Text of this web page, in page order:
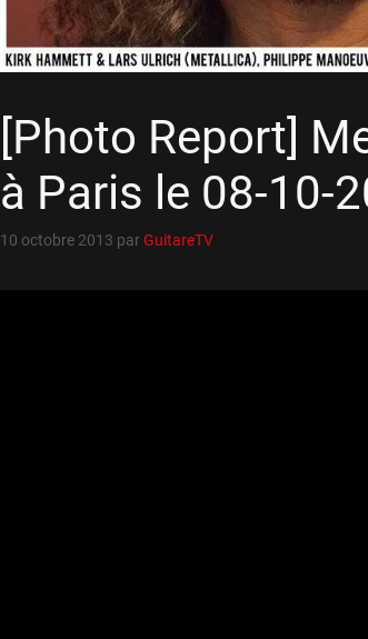
[Photo Report]
à Paris le 08-10-
10 octobre 2013 parGuitareTV